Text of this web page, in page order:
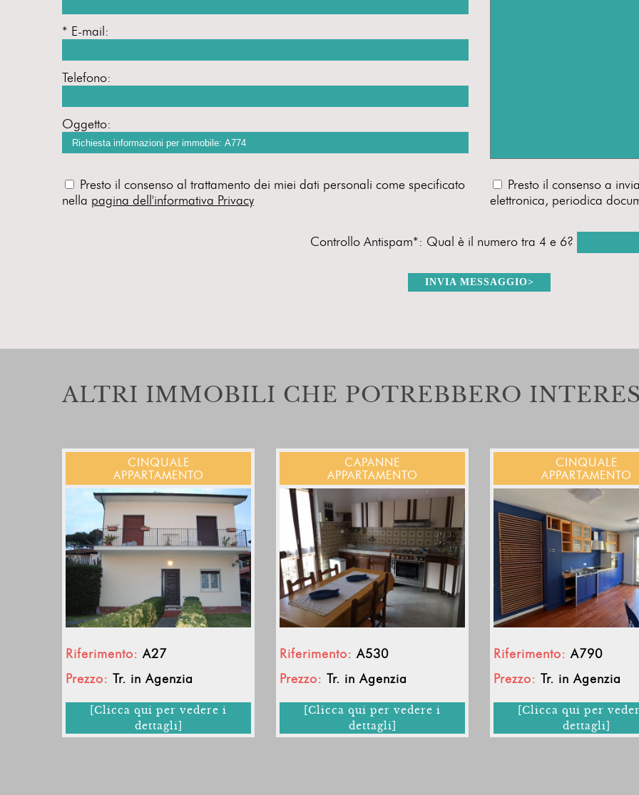
* E-mail:
Telefono:
Oggetto:
Presto il consenso al trattamento dei miei dati personali come specificato
nella pagina dell'informativa Privacy
Presto il consenso a
elettronica, periodica
Controllo Antispam*: Qual è il numero tra 4 e 6?
INVIA MESSAGGIO>
ALTRI IMMOBILI CHE POTREBBERO
CINQUALE
APPARTAMENTO
Riferimento: A27
Prezzo: Tr. in Agenzia
[Clicca qui per vedere i
dettagli]
CAPANNE
APPARTAMENTO
Riferimento: A530
Prezzo: Tr. in Agenzia
[Clicca qui per vedere i
dettagli]
CINQUALE
APPARTAMENTO
Riferimento: A790
Prezzo: Tr. in Agenzia
[Clicca qui per
dettagli]